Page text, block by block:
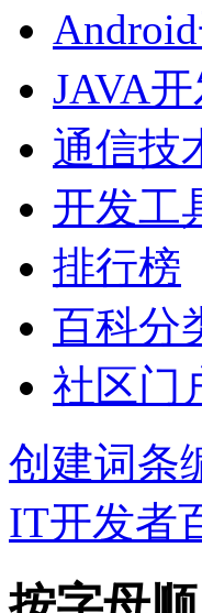
JAVA
通信技
开发工
排行榜
百科分
社区门
创建词条
IT开发者